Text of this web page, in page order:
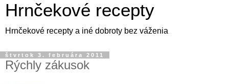
Hrnčekové recepty
Hrnčekové recepty a iné dobroty bez váženia
štvrtok 3. februára 2011
Rýchly zákusok